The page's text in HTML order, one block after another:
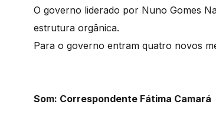
O governo liderado por Nuno Gomes
estrutura orgânica.
Para o governo entram quatro novos
Som: Correspondente Fátima Camará